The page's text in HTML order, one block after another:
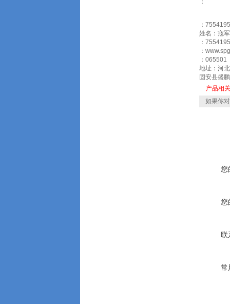
：
：
姓名：寇
：
：
：065501
地址：河
固安县盛
产品相
如果你对
您
您
联
常